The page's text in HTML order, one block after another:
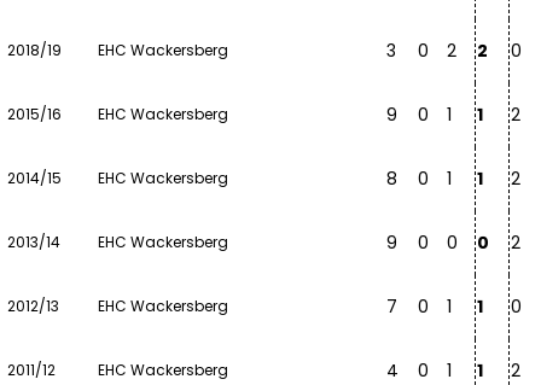
2018/19 EHC Wackersberg 3 0 2 2 0
2015/16 EHC Wackersberg 9 0 1 1 2
2014/15 EHC Wackersberg 8 0 1 1 2
2013/14 EHC Wackersberg 9 0 0 0 2
2012/13 EHC Wackersberg 7 0 1 1 0
2011/12 EHC Wackersberg 4 0 1 1 2